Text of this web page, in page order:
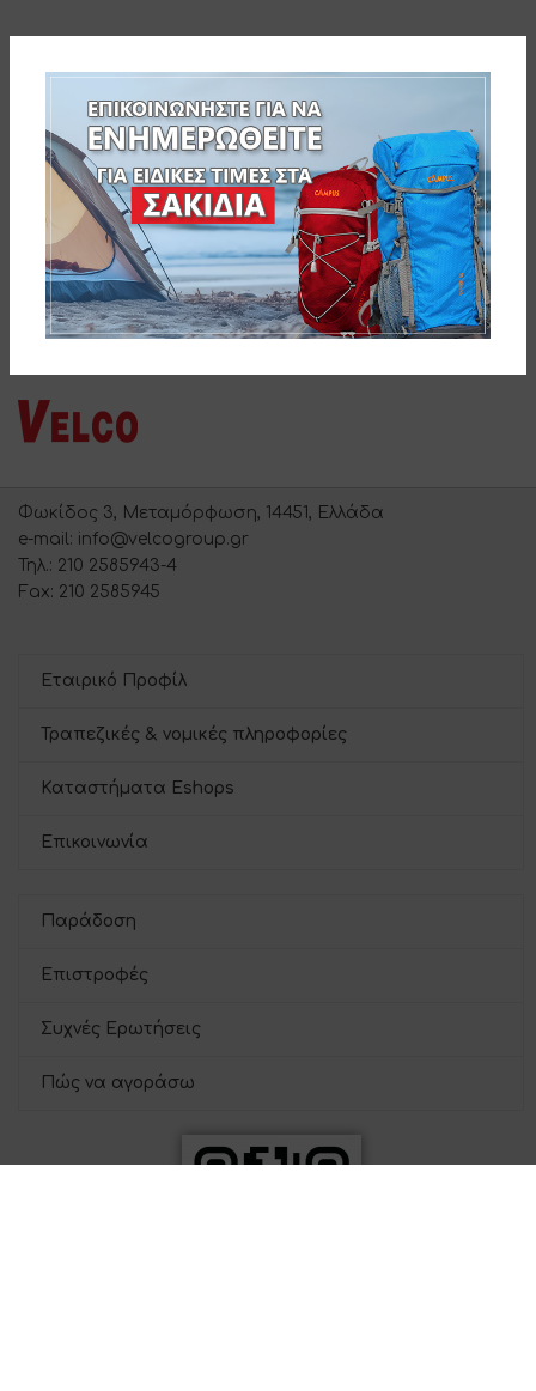
Φωκίδος 3, Μεταμόρφωση, 14451, Ελλάδα
e-mail: info@velcogroup.gr
Τηλ.: 210 2585943-4
Fax: 210 2585945
Εταιρικό Προφίλ
Τραπεζικές & νομικές πληροφορίες
Καταστήματα Eshops
Επικοινωνία
Παράδοση
Επιστροφές
Συχνές Ερωτήσεις
Πώς να αγοράσω